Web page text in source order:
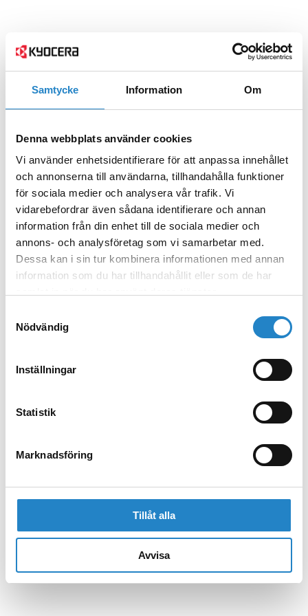
Samtycke Information Om
Denna webbplats använder cookies
Vi använder enhetsidentifierare för att anpassa innehållet
och annonserna till användarna, tillhandahålla funktioner
för sociala medier och analysera vår trafik. Vi
vidarebefordrar även sådana identifierare och annan
information från din enhet till de sociala medier och
annons- och analysföretag som vi samarbetar med.
Dessa kan i sin tur kombinera informationen med annan
information som du har tillhandahållit eller som de har
Nödvändig
Inställningar
Statistik
Marknadsföring
Tillåt alla
Avvisa